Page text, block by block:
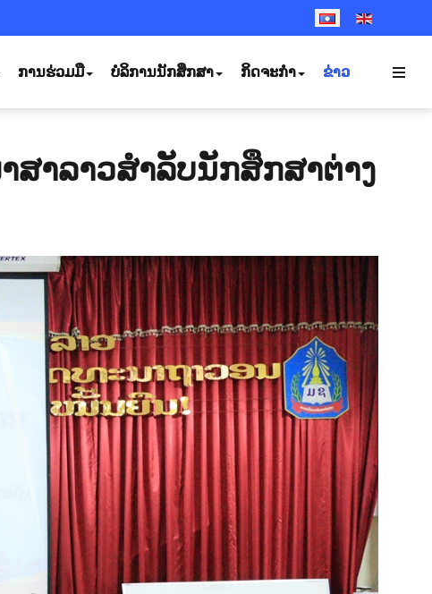
SELECT YOUR
ການຮ່ວມມື ບໍລິການນັກສຶກສາ ກິດຈະກຳ ຂ່າວ
ສາລາວສຳລັບນັກສຶກສາຕ່າງ